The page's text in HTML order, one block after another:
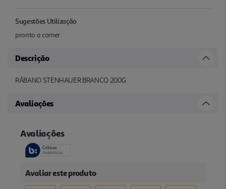
Sugestões Utilização
pronto a comer
Descrição
RÁBANO STENHAUER BRANCO 200G
Avaliações